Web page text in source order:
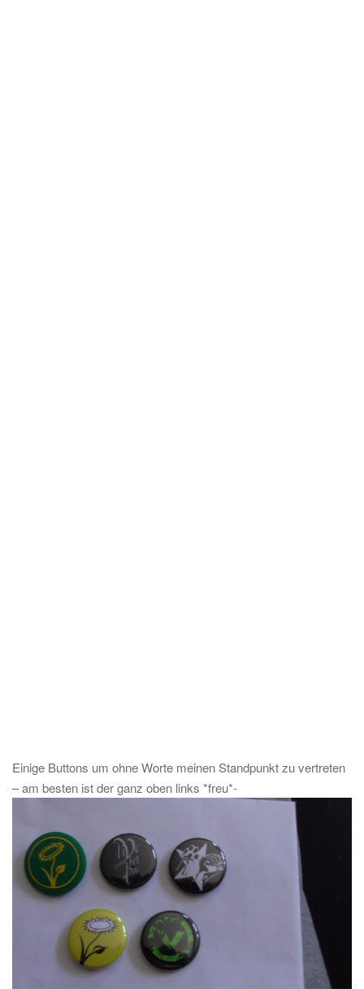
Einige Buttons um ohne Worte meinen Standpunkt zu vertreten
– am besten ist der ganz oben links *freu*-